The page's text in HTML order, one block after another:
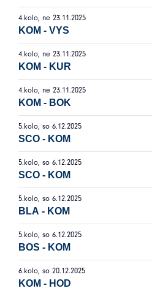
4.kolo, ne 23.11.2025
KOM - VYS
4.kolo, ne 23.11.2025
KOM - KUR
4.kolo, ne 23.11.2025
KOM - BOK
5.kolo, so 6.12.2025
SCO - KOM
5.kolo, so 6.12.2025
SCO - KOM
5.kolo, so 6.12.2025
BLA - KOM
5.kolo, so 6.12.2025
BOS - KOM
6.kolo, so 20.12.2025
KOM - HOD